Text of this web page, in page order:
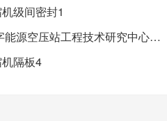
级间密封1
省级认定！鑫钻股份数字能源空压站工程技术研究中心正式获批
隔板4